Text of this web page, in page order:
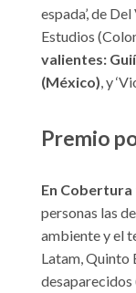
espada’, de
Estudios
valientes:
(México), y
Premio
En
personas las
ambiente y el
Latam, Quinto
desaparecidos